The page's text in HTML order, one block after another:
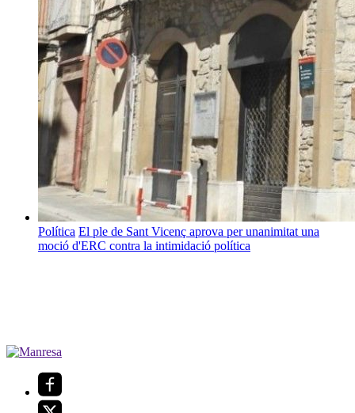
Política El ple de Sant Vicenç aprova per unanimitat una
moció d'ERC contra la intimidació política